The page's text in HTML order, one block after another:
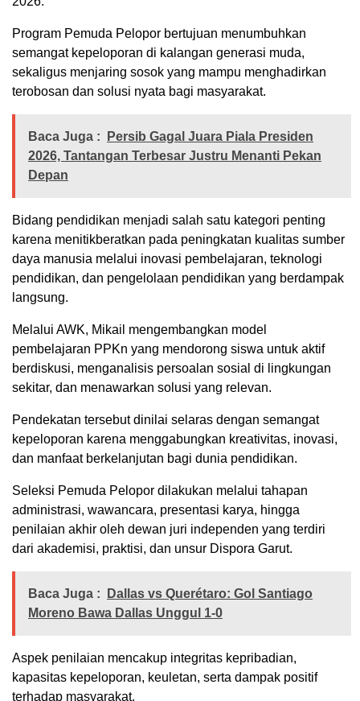
Program Pemuda Pelopor bertujuan menumbuhkan
semangat kepeloporan di kalangan generasi muda,
sekaligus menjaring sosok yang mampu menghadirkan
terobosan dan solusi nyata bagi masyarakat.
Baca Juga :
Persib Gagal Juara Piala Presiden
2026, Tantangan Terbesar Justru Menanti Pekan
Depan
Bidang pendidikan menjadi salah satu kategori penting
karena menitikberatkan pada peningkatan kualitas sumber
daya manusia melalui inovasi pembelajaran, teknologi
pendidikan, dan pengelolaan pendidikan yang berdampak
langsung.
Melalui AWK, Mikail mengembangkan model
pembelajaran PPKn yang mendorong siswa untuk aktif
berdiskusi, menganalisis persoalan sosial di lingkungan
sekitar, dan menawarkan solusi yang relevan.
Pendekatan tersebut dinilai selaras dengan semangat
kepeloporan karena menggabungkan kreativitas, inovasi,
dan manfaat berkelanjutan bagi dunia pendidikan.
Seleksi Pemuda Pelopor dilakukan melalui tahapan
administrasi, wawancara, presentasi karya, hingga
penilaian akhir oleh dewan juri independen yang terdiri
dari akademisi, praktisi, dan unsur Dispora Garut.
Baca Juga :
Dallas vs Querétaro: Gol Santiago
Moreno Bawa Dallas Unggul 1-0
Aspek penilaian mencakup integritas kepribadian,
kapasitas kepeloporan, keuletan, serta dampak positif
terhadap masyarakat.